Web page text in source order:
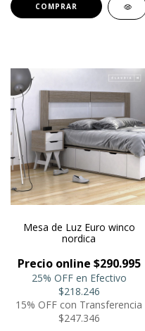
COMPRAR
Mesa de Luz Euro winco
nordica
Precio online $290.995
25% OFF en Efectivo
$218.246
15% OFF con Transferencia
$247.346